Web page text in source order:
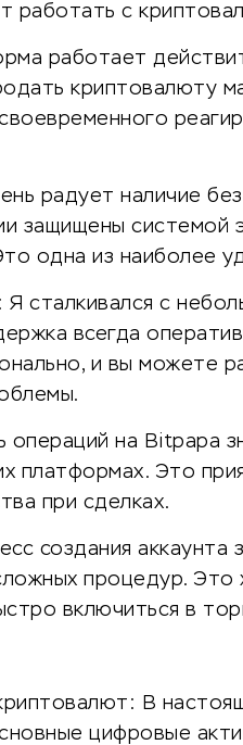
работать с
работает
криптовалюту
радует наличие
защищены системой
одна из наиболее
сталкивался с
всегда
и вы можете
операций на Bitpapa
платформах. Это
при сделках.
создания аккаунта
процедур.
включиться в
В
цифровые